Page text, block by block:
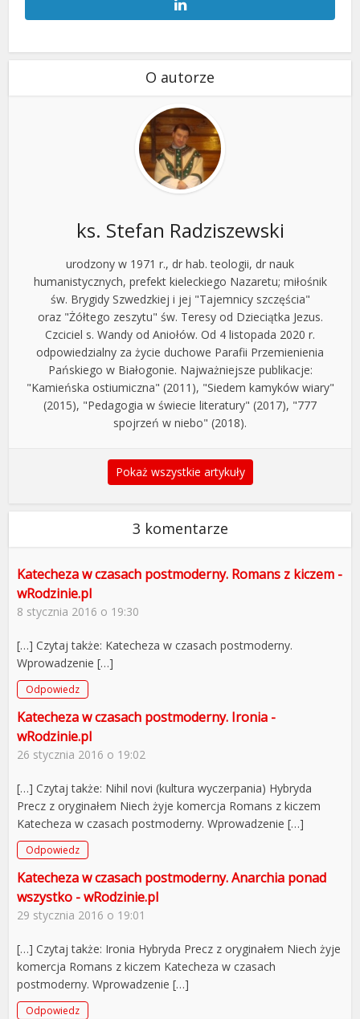
O autorze
ks. Stefan Radziszewski
urodzony w 1971 r., dr hab. teologii, dr nauk
humanistycznych, prefekt kieleckiego Nazaretu; miłośnik
św. Brygidy Szwedzkiej i jej "Tajemnicy szczęścia"
oraz "Żółtego zeszytu" św. Teresy od Dzieciątka Jezus.
Czciciel s. Wandy od Aniołów. Od 4 listopada 2020 r.
odpowiedzialny za życie duchowe Parafii Przemienienia
Pańskiego w Białogonie. Najważniejsze publikacje:
"Kamieńska ostiumiczna" (2011), "Siedem kamyków wiary"
(2015), "Pedagogia w świecie literatury" (2017), "777
spojrzeń w niebo" (2018).
Pokaż wszystkie artykuły
3 komentarze
Katecheza w czasach postmoderny. Romans z kiczem -
wRodzinie.pl
8 stycznia 2016 o 19:30
[…] Czytaj także: Katecheza w czasach postmoderny.
Wprowadzenie […]
Odpowiedz
Katecheza w czasach postmoderny. Ironia -
wRodzinie.pl
26 stycznia 2016 o 19:02
[…] Czytaj także: Nihil novi (kultura wyczerpania) Hybryda
Precz z oryginałem Niech żyje komercja Romans z kiczem
Katecheza w czasach postmoderny. Wprowadzenie […]
Odpowiedz
Katecheza w czasach postmoderny. Anarchia ponad
wszystko - wRodzinie.pl
29 stycznia 2016 o 19:01
[…] Czytaj także: Ironia Hybryda Precz z oryginałem Niech żyje
komercja Romans z kiczem Katecheza w czasach
postmoderny. Wprowadzenie […]
Odpowiedz